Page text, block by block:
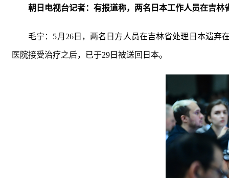
朝日电视台记者：有报道称，两名日本工作人员在吉
毛宁：5月26日，两名日方人员在吉林省处理日本遗
医院接受治疗之后，已于29日被送回日本。